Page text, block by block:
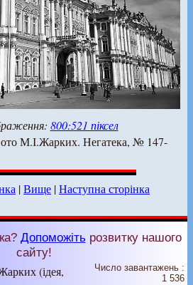
800:521 піксел
М.І.Жарких. Негатека, № 147-
|Вище |Наступна сторінка
Допоможітьрозвитку нашого
сайту!
(ідея,
Число завантажень :
1 536